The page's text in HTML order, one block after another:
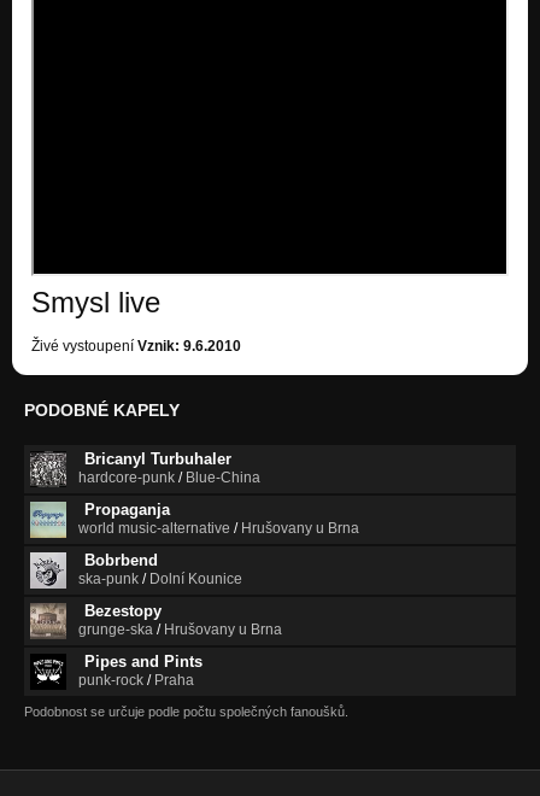
Smysl live
Živé vystoupení Vznik: 9.6.2010
PODOBNÉ KAPELY
Bricanyl Turbuhaler
hardcore-punk / Blue-China
Propaganja
world music-alternative / Hrušovany u Brna
Bobrbend
ska-punk / Dolní Kounice
Bezestopy
grunge-ska / Hrušovany u Brna
Pipes and Pints
punk-rock / Praha
Podobnost se určuje podle počtu společných fanoušků.